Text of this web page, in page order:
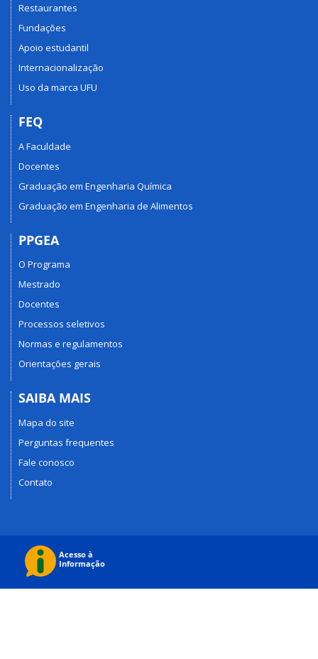
Restaurantes
Fundações
Apoio estudantil
Internacionalização
Uso da marca UFU
FEQ
A Faculdade
Docentes
Graduação em Engenharia Química
Graduação em Engenharia de Alimentos
PPGEA
O Programa
Mestrado
Docentes
Processos seletivos
Normas e regulamentos
Orientações gerais
SAIBA MAIS
Mapa do site
Perguntas frequentes
Fale conosco
Contato